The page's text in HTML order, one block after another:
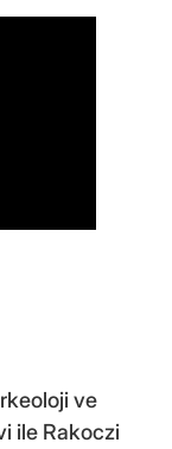
ve
ile Rakoczi